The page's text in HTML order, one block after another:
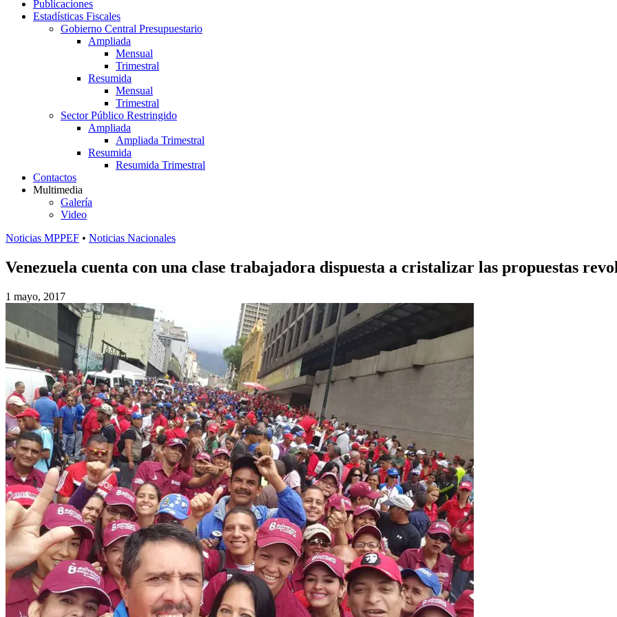
Publicaciones
Estadísticas Fiscales
Gobierno Central Presupuestario
Ampliada
Mensual
Trimestral
Resumida
Mensual
Trimestral
Sector Público Restringido
Ampliada
Ampliada Trimestral
Resumida
Resumida Trimestral
Contactos
Multimedia
Galería
Video
Noticias MPPEF • Noticias Nacionales
Venezuela cuenta con una clase trabajadora dispuesta a cristalizar las propuestas
1 mayo, 2017